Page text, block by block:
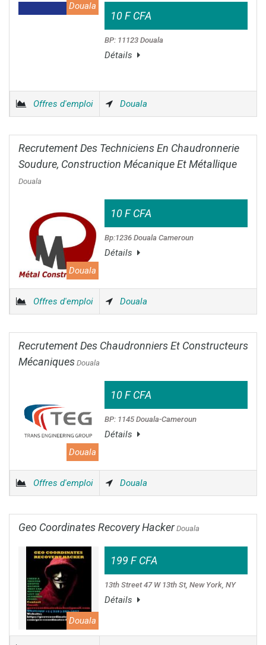
Douala
10 F CFA
BP: 11123 Douala
Détails
Offres d'emploi Douala
Recrutement Des Techniciens En Chaudronnerie
Soudure, Construction Mécanique Et Métallique
Douala
Douala
10 F CFA
Bp:1236 Douala Cameroun
Détails
Offres d'emploi Douala
Recrutement Des Chaudronniers Et Constructeurs
Mécaniques Douala
Douala
10 F CFA
BP: 1145 Douala-Cameroun
Détails
Offres d'emploi Douala
Geo Coordinates Recovery HackerDouala
Douala
199 F CFA
13th Street 47 W 13th St, New York, NY
Détails